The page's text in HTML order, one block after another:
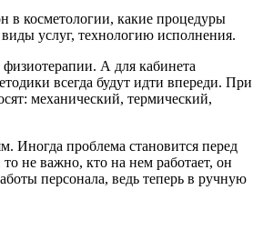
в косметологии, какие процедуры
услуг, технологию исполнения.
А для кабинета
всегда будут идти впереди. При
механический, термический,
Иногда проблема становится перед
не важно, кто на нем работает, он
персонала, ведь теперь в ручную